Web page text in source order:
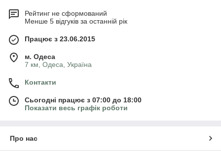
Рейтинг не сформований
Менше 5 відгуків за останній рік
Працює з 23.06.2015
м. Одеса
7 км, Одеса, Україна
Контакти
Сьогодні працює з 07:00 до 18:00
Показати весь графік роботи
Про нас